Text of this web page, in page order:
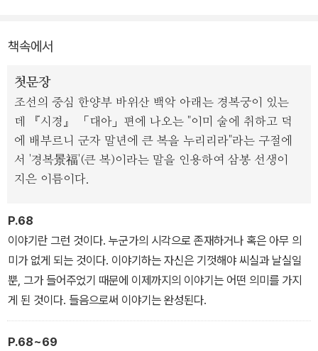
이 몰락하고 가족도 모두 잃으며 궁녀로 들어오게 된 세답방 나인 백
<잠 못 드는 밤의 궁궐 기담>에는 두 나인을 주인공으로 경복궁 내에
서 벌어지는 기이한 일들을 담고 있다.
백희의 과거사로 시작한 괴담은 궁녀 한 명이 갑자기 사라지며 점점
현실감을 띠기 시작하는데, 전부 괴력난신을 인정하지 않고서는 도무
지 설명할 수 없는 일들이다. 그리고 그것은 전부 '궁녀 규칙 조례'에
괴력난신의 공간에서 벌어지는 괴이한 사건들, 그리고 잠 못 드는 궁
녀들의 아찔한 이야기에 담긴 수수께끼는 점점 미궁으로 빠져든다.
책속에서
첫문장
조선의 중심 한양부 바위산 백악 아래는 경복궁이 있는
데 『시경』 「대아」편에 나오는 "이미 술에 취하고 덕
에 배부르니 군자 말년에 큰 복을 누리리라"라는 구절에
서 '경복景福'(큰 복)이라는 말을 인용하여 삼봉 선생이
지은 이름이다.
P.68
이야기란 그런 것이다. 누군가의 시각으로 존재하거나 혹은 아무 의
미가 없게 되는 것이다. 이야기하는 자신은 기껏해야 씨실과 날실일
뿐, 그가 들어주었기 때문에 이제까지의 이야기는 어떤 의미를 가지
게 된 것이다. 들음으로써 이야기는 완성된다.
P.68~69